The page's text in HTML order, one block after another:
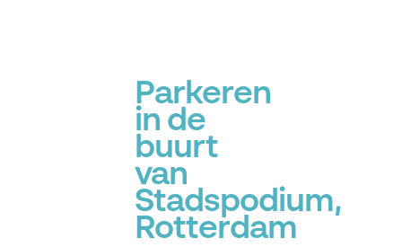
Parkeren
in de
buurt
van
Stadspodium,
Rotterdam